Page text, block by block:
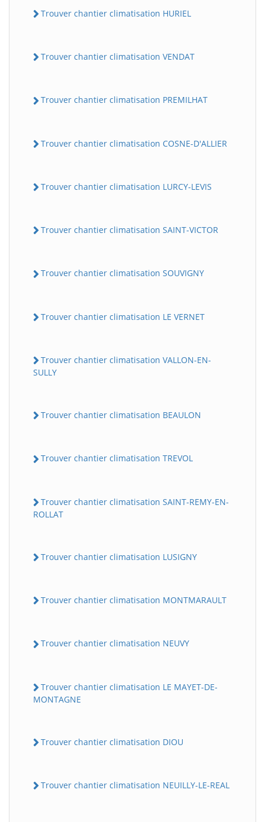
Trouver chantier climatisation HURIEL
Trouver chantier climatisation VENDAT
Trouver chantier climatisation PREMILHAT
Trouver chantier climatisation COSNE-D'ALLIER
Trouver chantier climatisation LURCY-LEVIS
Trouver chantier climatisation SAINT-VICTOR
Trouver chantier climatisation SOUVIGNY
Trouver chantier climatisation LE VERNET
Trouver chantier climatisation VALLON-EN-
SULLY
Trouver chantier climatisation BEAULON
Trouver chantier climatisation TREVOL
Trouver chantier climatisation SAINT-REMY-EN-
ROLLAT
Trouver chantier climatisation LUSIGNY
Trouver chantier climatisation MONTMARAULT
Trouver chantier climatisation NEUVY
Trouver chantier climatisation LE MAYET-DE-
MONTAGNE
Trouver chantier climatisation DIOU
Trouver chantier climatisation NEUILLY-LE-REAL